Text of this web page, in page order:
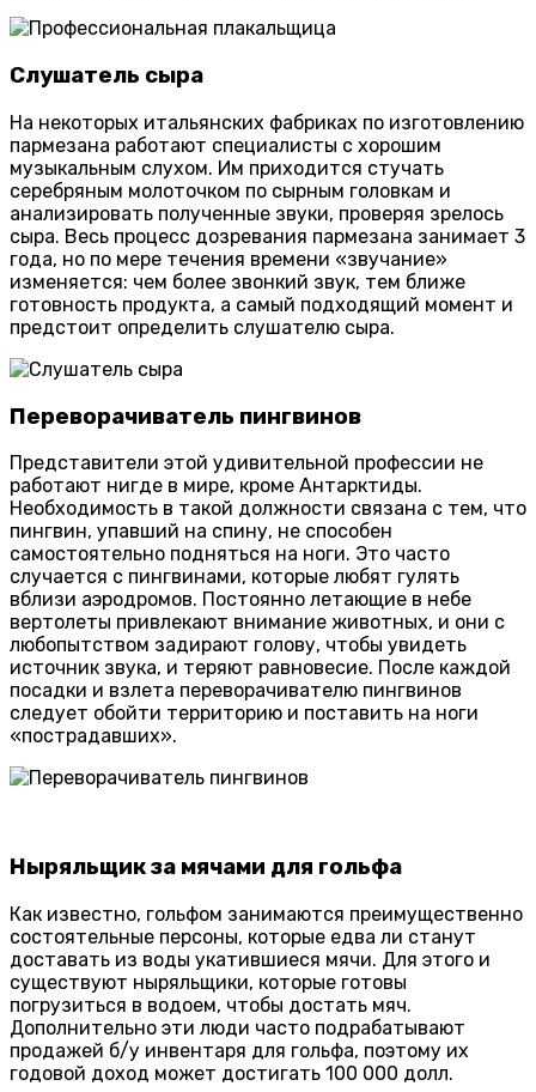
Слушатель сыра
На некоторых итальянских фабриках по изготовлению
пармезана работают специалисты с хорошим
музыкальным слухом. Им приходится стучать
серебряным молоточком по сырным головкам и
анализировать полученные звуки, проверяя зрелось
сыра. Весь процесс дозревания пармезана занимает 3
года, но по мере течения времени «звучание»
изменяется: чем более звонкий звук, тем ближе
готовность продукта, а самый подходящий момент и
предстоит определить слушателю сыра.
Переворачиватель пингвинов
Представители этой удивительной профессии не
работают нигде в мире, кроме Антарктиды.
Необходимость в такой должности связана с тем, что
пингвин, упавший на спину, не способен
самостоятельно подняться на ноги. Это часто
случается с пингвинами, которые любят гулять
вблизи аэродромов. Постоянно летающие в небе
вертолеты привлекают внимание животных, и они с
любопытством задирают голову, чтобы увидеть
источник звука, и теряют равновесие. После каждой
посадки и взлета переворачивателю пингвинов
следует обойти территорию и поставить на ноги
«пострадавших».
Ныряльщик за мячами для гольфа
Как известно, гольфом занимаются преимущественно
состоятельные персоны, которые едва ли станут
доставать из воды укатившиеся мячи. Для этого и
существуют ныряльщики, которые готовы
погрузиться в водоем, чтобы достать мяч.
Дополнительно эти люди часто подрабатывают
продажей б/у инвентаря для гольфа, поэтому их
годовой доход может достигать 100 000 долл.